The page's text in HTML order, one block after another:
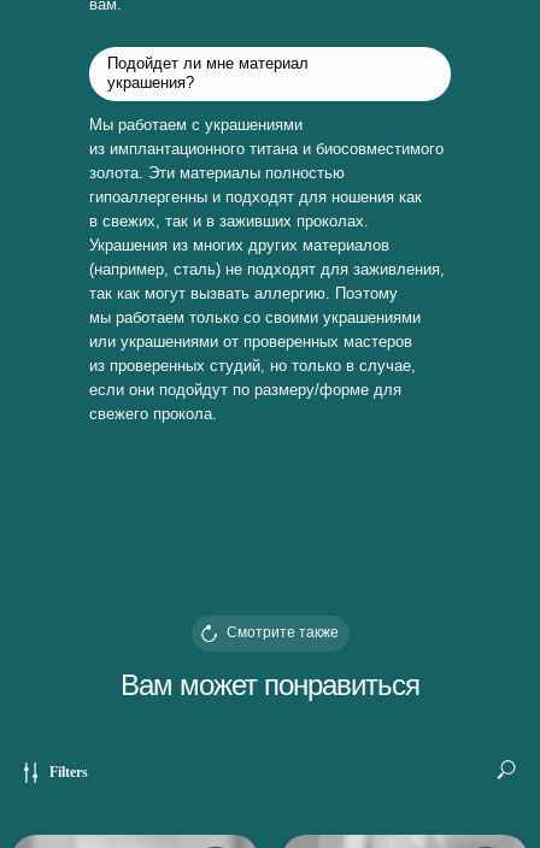
вам.
Подойдет ли мне материал
украшения?
Мы работаем с украшениями
из имплантационного титана и биосовместимого
золота. Эти материалы полностью
гипоаллергенны и подходят для ношения как
в свежих, так и в заживших проколах.
Украшения из многих других материалов
(например, сталь) не подходят для заживления,
так как могут вызвать аллергию. Поэтому
мы работаем только со своими украшениями
или украшениями от проверенных мастеров
из проверенных студий, но только в случае,
если они подойдут по размеру/форме для
свежего прокола.
Вам может понравиться
Смотрите также
Filters